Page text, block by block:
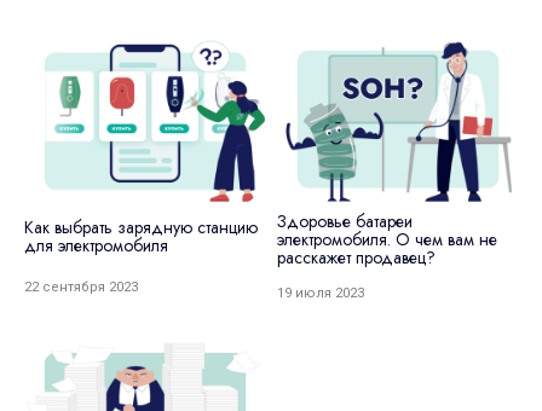
Как выбрать зарядную станцию
для электромобиля
22 сентября 2023
Здоровье батареи
электромобиля. О чем вам не
расскажет продавец?
19 июля 2023